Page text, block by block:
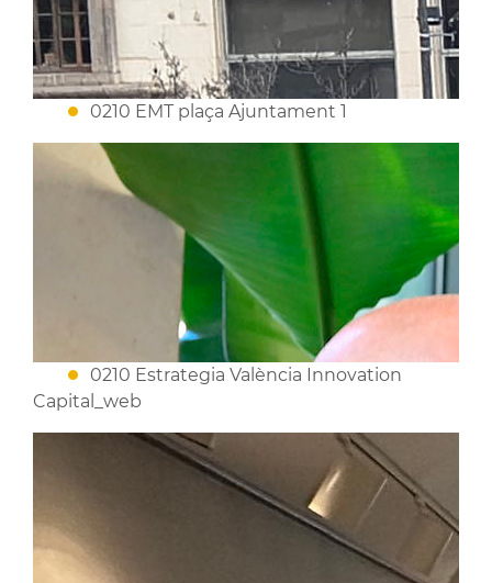
0210 EMT plaça Ajuntament 1
0210 Estrategia València Innovation
Capital_web